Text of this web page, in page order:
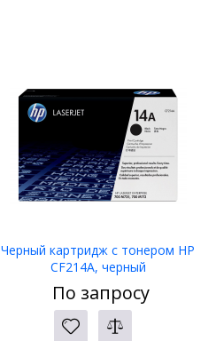
Черный картридж с тонером HP
CF214A, черный
По запросу